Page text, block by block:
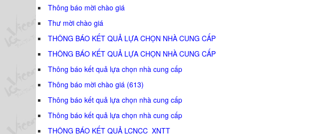
Thông báo mời chào giá
Thư mời chào giá
THÔNG BÁO KẾT QUẢ LỰA CHỌN NHÀ CUNG CẤP
THÔNG BÁO KẾT QUẢ LỰA CHỌN NHÀ CUNG CẤP
Thông báo kết quả lựa chọn nhà cung cấp
Thông báo mời chào giá (613)
Thông báo kết quả lựa chọn nhà cung cấp
Thông báo kết quả lựa chọn nhà cung cấp
THÔNG BÁO KẾT QUẢ LCNCC_XNTT